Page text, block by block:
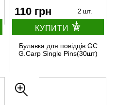
110 грн 2 шт.
КУПИТИ
Булавка для повідців GC
G.Carp Single Pins(30шт)